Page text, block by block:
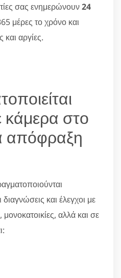
σας ενημερώνουν24
μέρες το χρόνο και
και αργίες.
κάμερα στο
απόφραξη
και έλεγχοι με
αλλά και σε